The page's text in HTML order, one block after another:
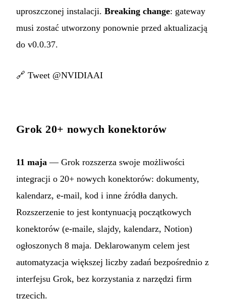
uproszczonej instalacji. Breaking change: gateway
musi zostać utworzony ponownie przed aktualizacją
do v0.0.37.
🔗 Tweet @NVIDIAAI
Grok 20+ nowych konektorów
11 maja — Grok rozszerza swoje możliwości
integracji o 20+ nowych konektorów: dokumenty,
kalendarz, e-mail, kod i inne źródła danych.
Rozszerzenie to jest kontynuacją początkowych
konektorów (e-maile, slajdy, kalendarz, Notion)
ogłoszonych 8 maja. Deklarowanym celem jest
automatyzacja większej liczby zadań bezpośrednio z
interfejsu Grok, bez korzystania z narzędzi firm
trzecich.